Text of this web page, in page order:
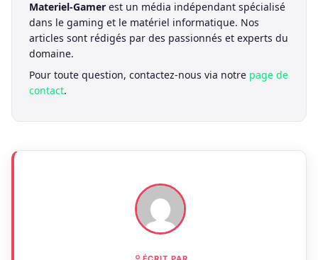
Materiel-Gamer est un média indépendant spécialisé
dans le gaming et le matériel informatique. Nos
articles sont rédigés par des passionnés et experts du
domaine.
Pour toute question, contactez-nous via notre page de
contact.